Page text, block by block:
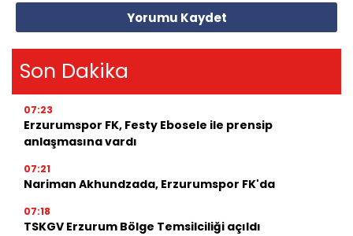
Yorumu Kaydet
Son Dakika
07:23
Erzurumspor FK, Festy Ebosele ile prensip
anlaşmasına vardı
07:21
Nariman Akhundzada, Erzurumspor FK'da
07:18
TSKGV Erzurum Bölge Temsilciliği açıldı